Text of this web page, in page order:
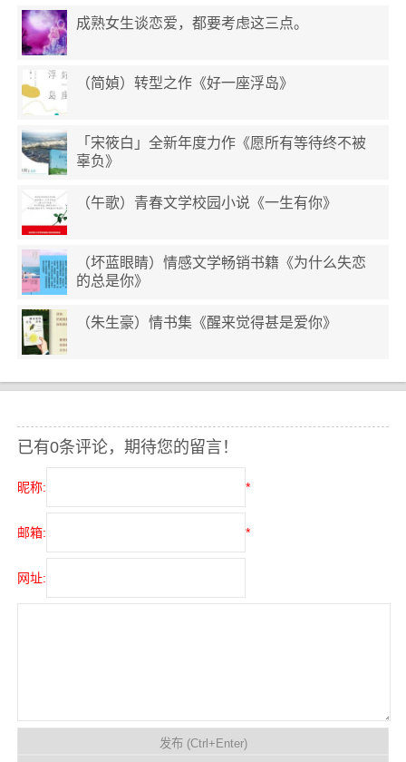
成熟女生谈恋爱，都要考虑这三点。
（简媜）转型之作《好一座浮岛》
「宋筱白」全新年度力作《愿所有等待终不被
辜负》
（午歌）青春文学校园小说《一生有你》
（坏蓝眼睛）情感文学畅销书籍《为什么失恋
的总是你》
（朱生豪）情书集《醒来觉得甚是爱你》
已有0条评论，期待您的留言！
昵称: *
邮箱: *
网址: